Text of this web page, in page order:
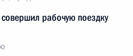
рабочую поездку